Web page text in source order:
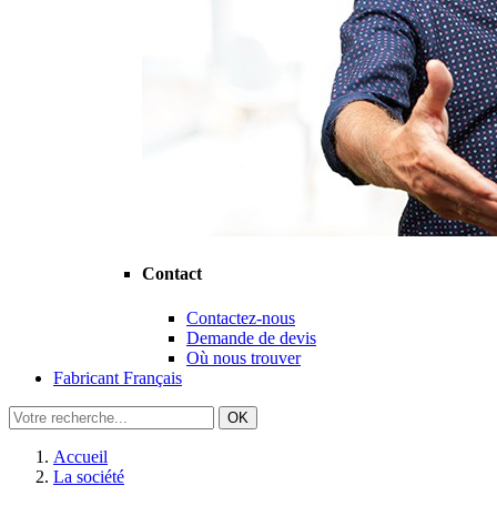
Contact
Contactez-nous
Demande de devis
Où nous trouver
Fabricant Français
OK
Accueil
La société